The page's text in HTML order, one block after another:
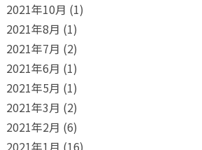
2021年10月 (1)
2021年8月 (1)
2021年7月 (2)
2021年6月 (1)
2021年5月 (1)
2021年3月 (2)
2021年2月 (6)
2021年1月 (16)